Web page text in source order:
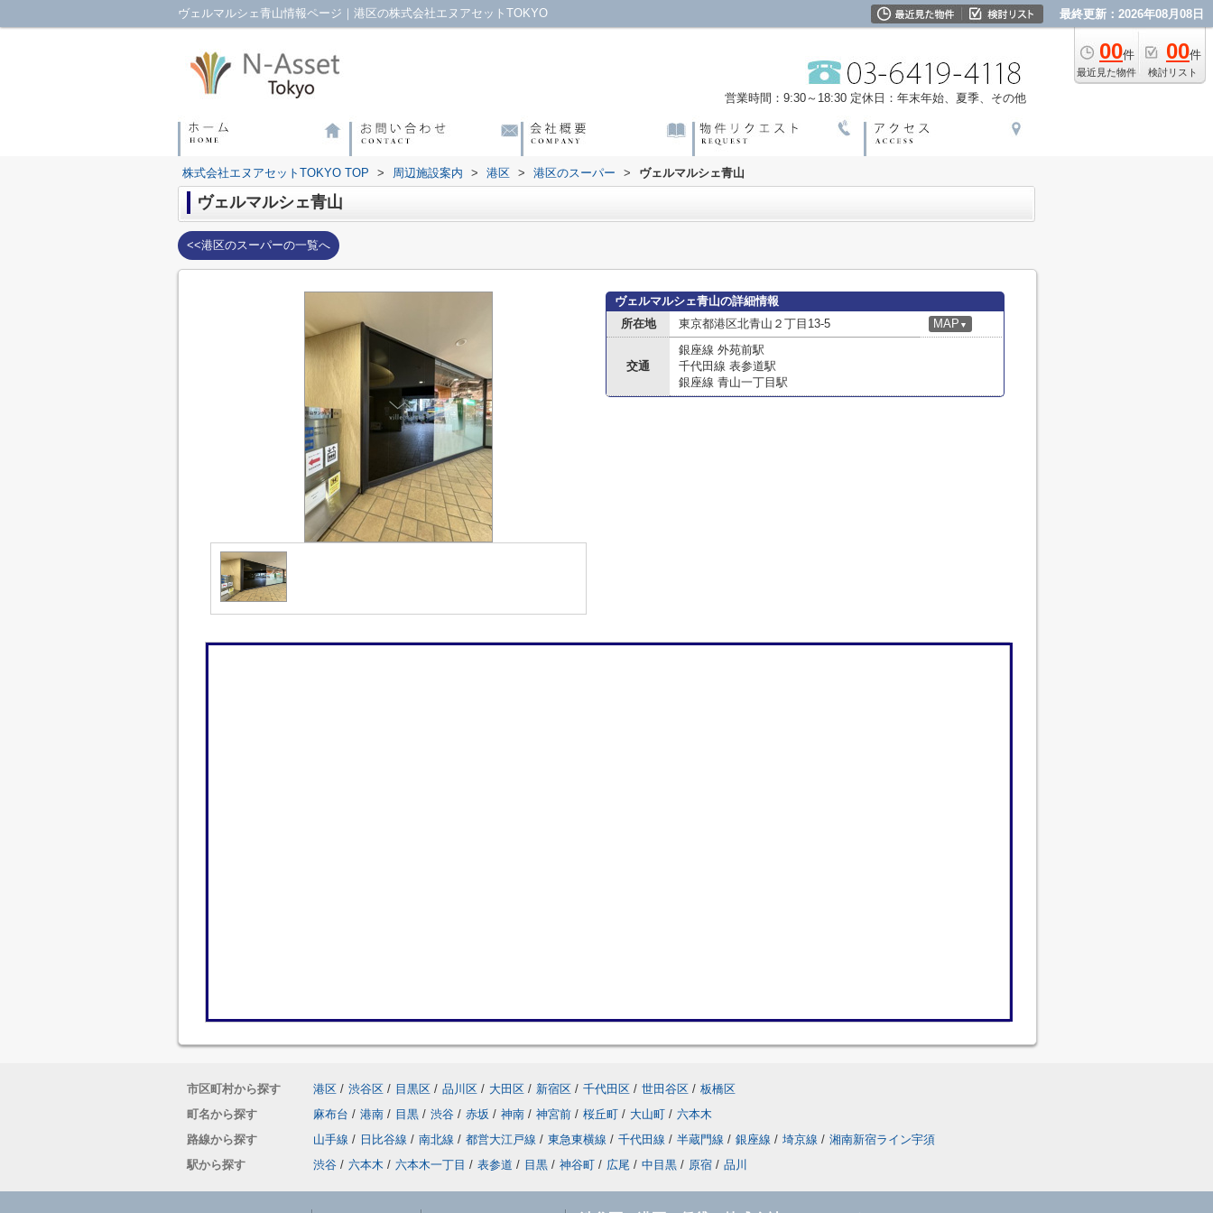
ヴェルマルシェ青山情報ページ｜港区の株式会社エヌアセットTOKYO 最終更新：2026年08月08日
00件
最近見た物件
00件
検討リスト
営業時間：9:30～18:30 定休日：年末年始、夏季、その他
株式会社エヌアセットTOKYO TOP > 周辺施設案内 > 港区 > 港区のスーパー > ヴェルマルシェ青山
ヴェルマルシェ青山
<<港区のスーパーの一覧へ
ヴェルマルシェ青山の詳細情報
所在地
東京都港区北青山２丁目13-5 MAP ▼
交通
銀座線 外苑前駅
千代田線 表参道駅
銀座線 青山一丁目駅
市区町村から探す 港区 / 渋谷区 / 目黒区 / 品川区 / 大田区 / 新宿区 / 千代田区 / 世田谷区 / 板橋区
町名から探す
麻布台 / 港南 / 目黒 / 渋谷 / 赤坂 / 神南 / 神宮前 / 桜丘町 / 大山町 / 六本木
路線から探す
山手線 / 日比谷線 / 南北線 / 都営大江戸線 / 東急東横線 / 千代田線 / 半蔵門線 / 銀座線 / 埼京線 / 湘南新宿ライン宇須
駅から探す
渋谷 / 六本木 / 六本木一丁目 / 表参道 / 目黒 / 神谷町 / 広尾 / 中目黒 / 原宿 / 品川